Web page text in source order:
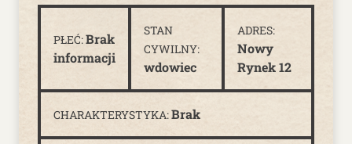
PŁEĆ:Brak
informacji
STAN
CYWILNY:
wdowiec
ADRES:
Nowy
Rynek 12
CHARAKTERYSTYKA:Brak